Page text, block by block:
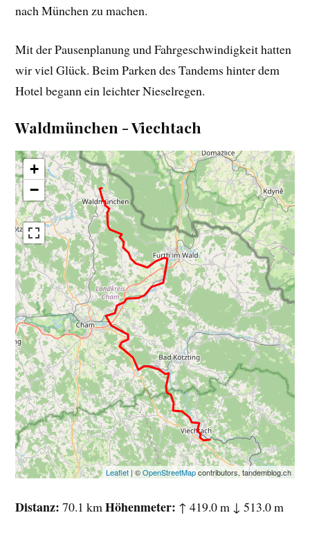
nach München zu machen.
Mit der Pausenplanung und Fahrgeschwindigkeit hatten
wir viel Glück. Beim Parken des Tandems hinter dem
Hotel begann ein leichter Nieselregen.
Waldmünchen - Viechtach
+
−
Leaflet| ©OpenStreetMapcontributors, tandemblog.ch
Distanz 70.1 kmHöhenmeter ↑ 419.0 m ↓ 513.0 m